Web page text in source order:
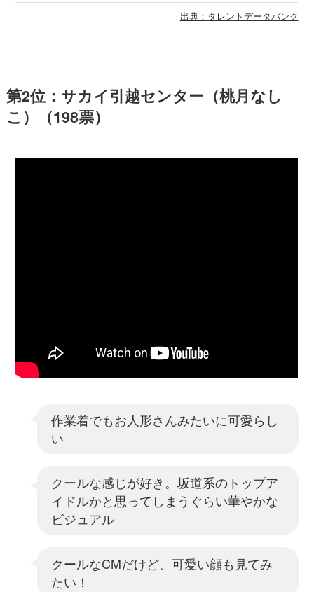
出典：タレントデータバンク
第2位：サカイ引越センター（桃月なし
こ）（198票）
作業着でもお人形さんみたいに可愛らし
い
クールな感じが好き。坂道系のトップア
イドルかと思ってしまうぐらい華やかな
ビジュアル
クールなCMだけど、可愛い顔も見てみ
たい！